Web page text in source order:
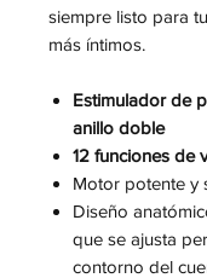
siempre listo para
más íntimos.
Estimulador de
anillo doble
12 funciones de
Motor potente y
Diseño
que se ajusta
contorno del